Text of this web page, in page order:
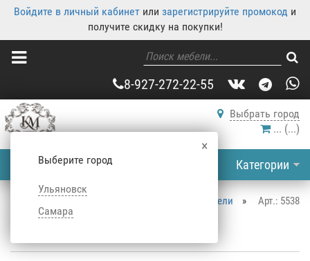
Войдите в личный кабинет или зарегистрируйте промокод и
получите скидку на покупки!
8-927-272-22-55
Выбрать город
×
Выберите город
Ульяновск
Самара
... (...)
Категории
Арт.: 5538
Каталог корпусной мебели
»
Кровати
» Односпальные кровати